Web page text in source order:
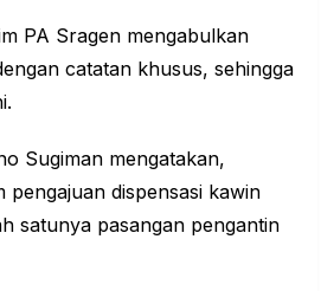
PA Sragen mengabulkan
catatan khusus, sehingga
Sugiman mengatakan,
pengajuan dispensasi kawin
satunya pasangan pengantin